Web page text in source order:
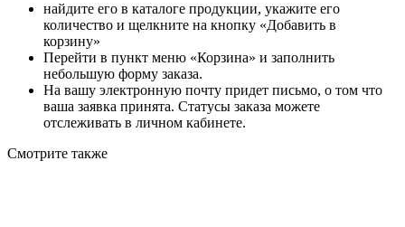
найдите его в каталоге продукции, укажите его
количество и щелкните на кнопку «Добавить в
корзину»
Перейти в пункт меню «Корзина» и заполнить
небольшую форму заказа.
На вашу электронную почту придет письмо, о том что
ваша заявка принята. Статусы заказа можете
отслеживать в личном кабинете.
Смотрите также